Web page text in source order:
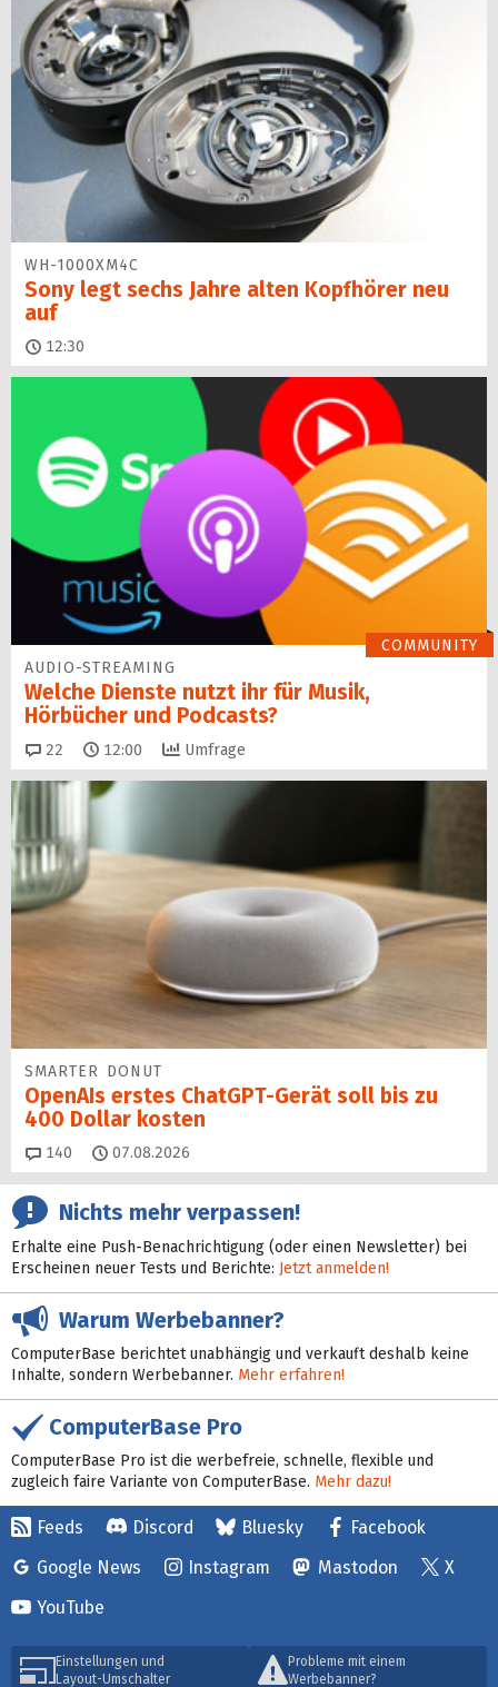
WH-1000XM4C
Sony legt sechs Jahre alten Kopfhörer neu
auf
12:30
COMMUNITY
AUDIO-STREAMING
Welche Dienste nutzt ihr für Musik,
Hörbücher und Podcasts?
22 Kommentare
12:00 Umfrage
SMARTER DONUT
OpenAIs erstes ChatGPT-Gerät soll bis zu
400 Dollar kosten
140 Kommentare
07.08.2026
Nichts mehr verpassen!
Erhalte eine Push-Benachrichtigung (oder einen Newsletter) bei
Erscheinen neuer Tests und Berichte: Jetzt anmelden!
Warum Werbebanner?
ComputerBase berichtet unabhängig und verkauft deshalb keine
Inhalte, sondern Werbebanner. Mehr erfahren!
ComputerBase Pro
ComputerBase Pro ist die werbefreie, schnelle, flexible und
zugleich faire Variante von ComputerBase. Mehr dazu!
Feeds Discord Bluesky
Facebook
Google News
Instagram Mastodon
X
YouTube
Einstellungen und
Layout-Umschalter
Probleme mit einem
Werbebanner?